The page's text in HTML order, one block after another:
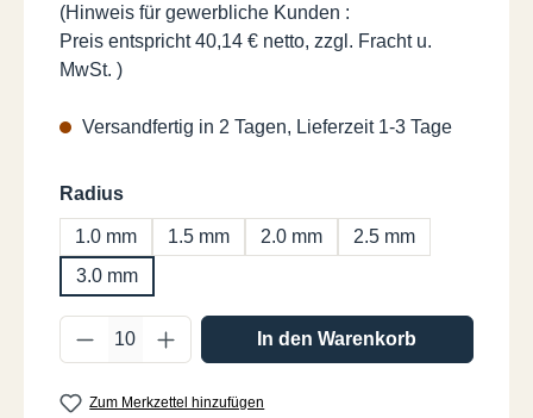
(Hinweis für gewerbliche Kunden :
Preis entspricht 40,14 € netto, zzgl. Fracht u.
MwSt. )
Versandfertig in 2 Tagen, Lieferzeit 1-3 Tage
Radiusauswählen
1.0 mm 1.5 mm 2.0 mm
2.5 mm
3.0 mm
Produkt Anzahl: Gib den gewünschten
In den Warenkorb
Zum Merkzettel hinzufügen